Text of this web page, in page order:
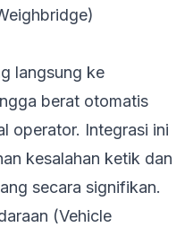
langsung ke
berat otomatis
operator. Integrasi ini
kesalahan ketik dan
secara signifikan.
(Vehicle